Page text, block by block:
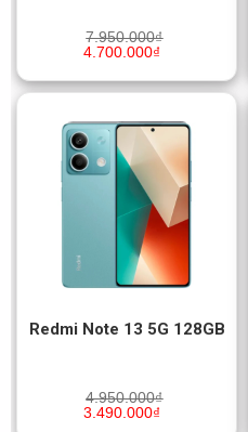
7.950.000₫
4.700.000₫
Redmi Note 13 5G 128GB
4.950.000₫
3.490.000₫